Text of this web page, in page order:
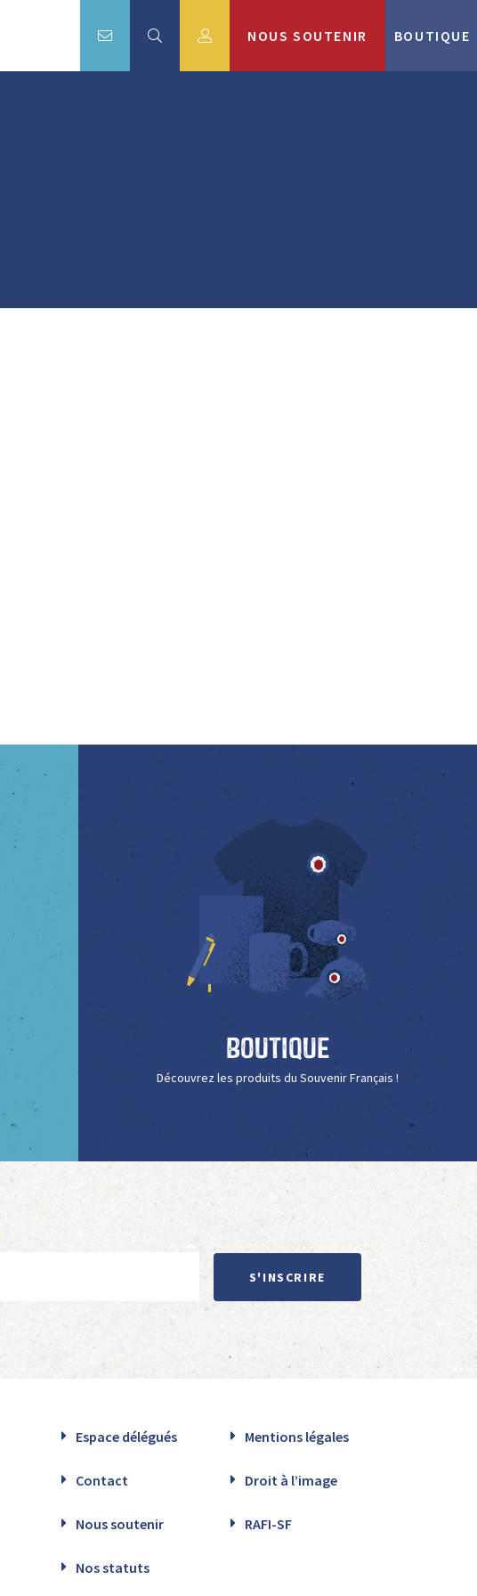
NOUS SOUTENIR BOUTIQUE
Boutique
Découvrez les produits du Souvenir Français !
S'INSCRIRE
Espace délégués Mentions légales
Contact Droit à l’image
Nous soutenir RAFI-SF
Nos statuts